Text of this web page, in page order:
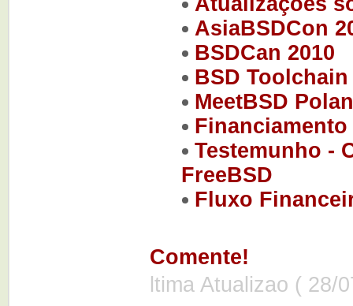
AsiaBSDCon
BSDCan 2010
BSD
MeetBSD
Financiamento
Testemunho -
FreeBSD
Fluxo
Comente!
ltima Atualizao ( 28/